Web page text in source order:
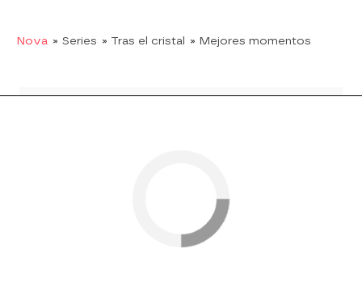
Nova » Series » Tras el cristal » Mejores momentos